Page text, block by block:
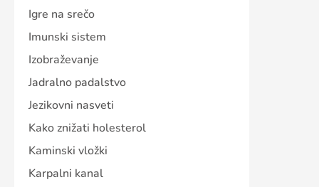
Igre na srečo
Imunski sistem
Izobraževanje
Jadralno padalstvo
Jezikovni nasveti
Kako znižati holesterol
Kaminski vložki
Karpalni kanal